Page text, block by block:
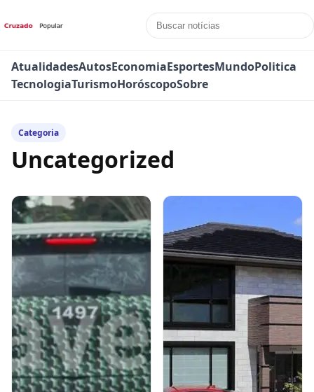
AtualidadesAutosEconomiaEsportesMundoPolitica
TecnologiaTurismoHoróscopoSobre
Categoria
Uncategorized